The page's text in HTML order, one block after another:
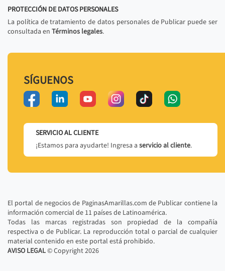
PROTECCIÓN DE DATOS PERSONALES
La política de tratamiento de datos personales de Publicar puede ser
consultada en Términos legales.
SÍGUENOS
SERVICIO AL CLIENTE
¡Estamos para ayudarte! Ingresa a servicio al cliente.
El portal de negocios de PaginasAmarillas.com de Publicar contiene la
información comercial de 11 países de Latinoamérica.
Todas las marcas registradas son propiedad de la compañía
respectiva o de Publicar. La reproducción total o parcial de cualquier
material contenido en este portal está prohibido.
AVISO LEGAL© Copyright2026